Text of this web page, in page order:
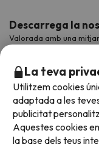
Descarrega la
Valorada amb una
La teva
Utilitzem cookies
adaptada a les
publicitat
Aquestes cookies
la base dels teus